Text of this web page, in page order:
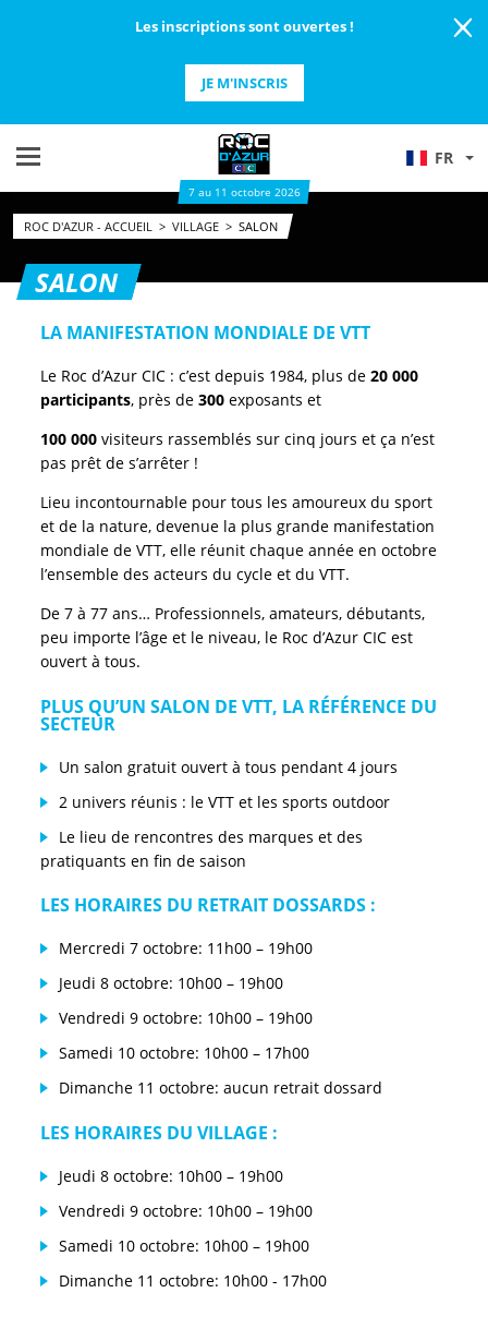
Les inscriptions sont ouvertes !
JE M'INSCRIS
FR
7 au 11 octobre 2026
ROC D'AZUR - ACCUEIL > VILLAGE > SALON
SALON
LA MANIFESTATION MONDIALE DE VTT
Le Roc d’Azur CIC : c’est depuis 1984, plus de 20 000
participants, près de 300 exposants et
100 000 visiteurs rassemblés sur cinq jours et ça n’est
pas prêt de s’arrêter !
Lieu incontournable pour tous les amoureux du sport
et de la nature, devenue la plus grande manifestation
mondiale de VTT, elle réunit chaque année en octobre
l’ensemble des acteurs du cycle et du VTT.
De 7 à 77 ans… Professionnels, amateurs, débutants,
peu importe l’âge et le niveau, le Roc d’Azur CIC est
ouvert à tous.
PLUS QU’UN SALON DE VTT, LA RÉFÉRENCE DU
SECTEUR
Un salon gratuit ouvert à tous pendant 4 jours
2 univers réunis : le VTT et les sports outdoor
Le lieu de rencontres des marques et des
pratiquants en fin de saison
LES HORAIRES DU RETRAIT DOSSARDS :
Mercredi 7 octobre: 11h00 – 19h00
Jeudi 8 octobre: 10h00 – 19h00
Vendredi 9 octobre: 10h00 – 19h00
Samedi 10 octobre: 10h00 – 17h00
Dimanche 11 octobre: aucun retrait dossard
LES HORAIRES DU VILLAGE :
Jeudi 8 octobre: 10h00 – 19h00
Vendredi 9 octobre: 10h00 – 19h00
Samedi 10 octobre: 10h00 – 19h00
Dimanche 11 octobre: 10h00 - 17h00